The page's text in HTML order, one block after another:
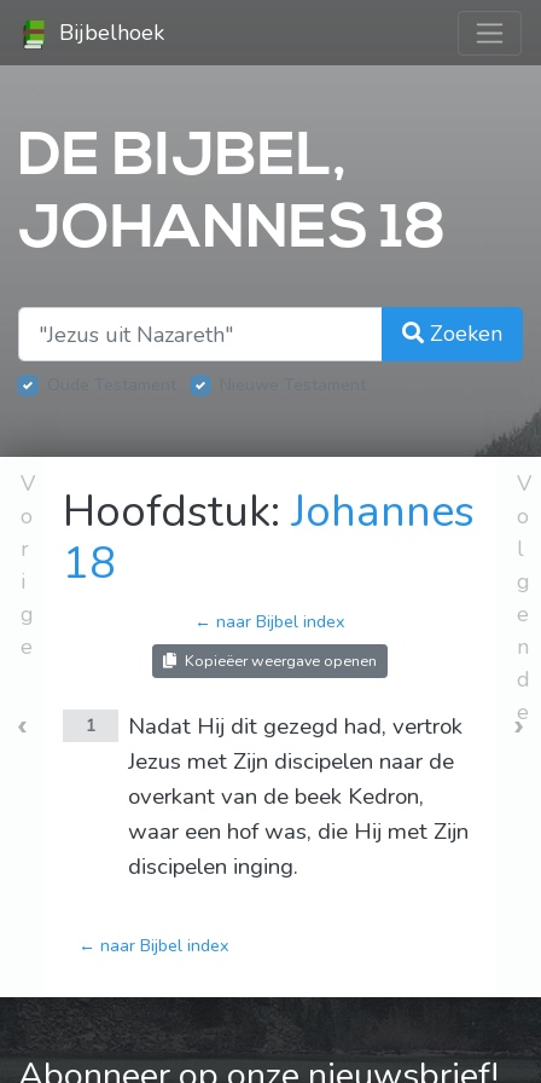
Bijbelhoek
DE BIJBEL,
JOHANNES 18
Zoeken
V
o
r
i
g
e
Hoofdstuk:Johannes
18
← naar Bijbel index
Kopieëer weergave openen
1
Nadat Hij dit gezegd had, vertrok
Jezus met Zijn discipelen naar de
overkant van de beek Kedron,
waar een hof was, die Hij met Zijn
discipelen inging.
← naar Bijbel index
V
o
l
g
e
n
d
e